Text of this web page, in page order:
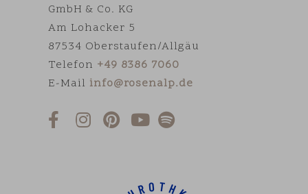
GmbH & Co. KG
Am Lohacker 5
87534 Oberstaufen/Allgäu
Telefon +49 8386 7060
E-Mail info@rosenalp.de